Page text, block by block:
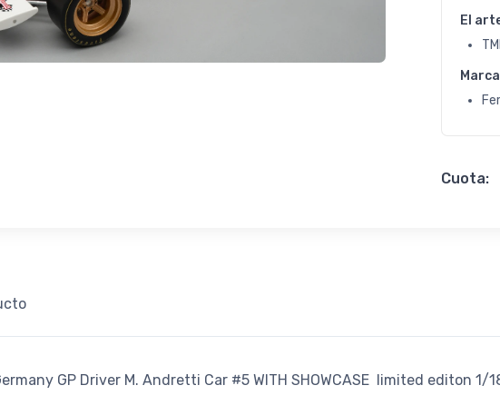
El
Marca
Cuota:
GP Driver M. Andretti Car #5 WITH SHOWCASE limited editon 1/